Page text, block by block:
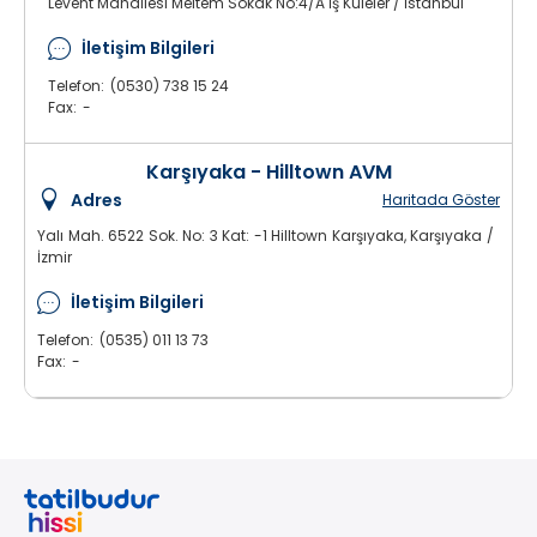
İletişim Bilgileri
Telefon: (0530) 738 15 24
Fax: -
Karşıyaka - Hilltown AVM
Adres
Haritada Göster
Yalı Mah. 6522 Sok. No: 3 Kat: -1 Hilltown Karşıyaka, Karşıyaka /
İzmir
İletişim Bilgileri
Telefon: (0535) 011 13 73
Fax: -